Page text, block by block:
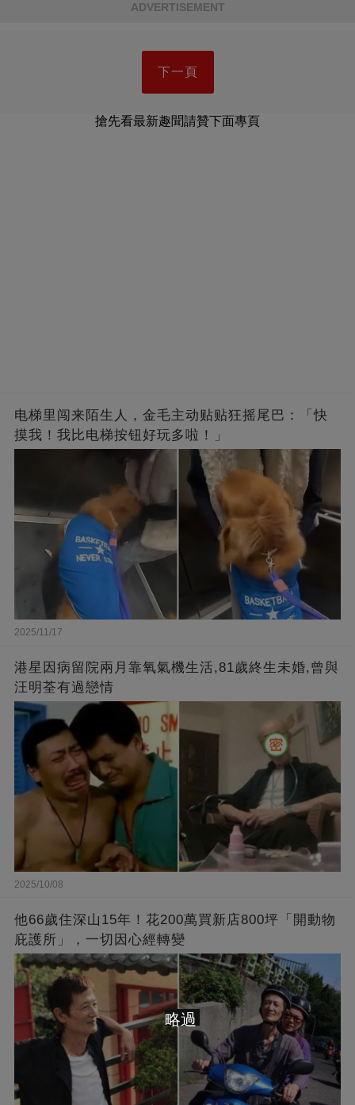
ADVERTISEMENT
下一頁
搶先看最新趣聞請贊下面專頁
电梯里闯来陌生人，金毛主动贴贴狂摇尾巴：「快
摸我！我比电梯按钮好玩多啦！」
2025/11/17
港星因病留院兩月靠氧氣機生活,81歲終生未婚,曾與
汪明荃有過戀情
2025/10/08
他66歲住深山15年！花200萬買新店800坪「開動物
庇護所」，一切因心經轉變
略過